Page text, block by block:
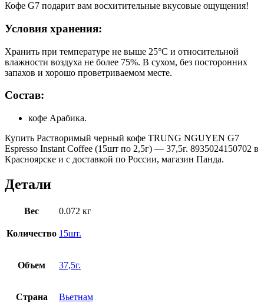
Кофе G7 подарит вам восхитительные вкусовые ощущения!
Условия хранения:
Хранить при температуре не выше 25°С и относительной
влажности воздуха не более 75%. В сухом, без посторонних
запахов и хорошо проветриваемом месте.
Состав:
кофе Арабика.
Купить Растворимый черный кофе TRUNG NGUYEN G7
Espresso Instant Coffee (15шт по 2,5г) — 37,5г. 8935024150702 в
Красноярске и с доставкой по России, магазин Панда.
Детали
Вес 0.072 кг
Количество 15шт.
Объем 37,5г.
Страна Вьетнам